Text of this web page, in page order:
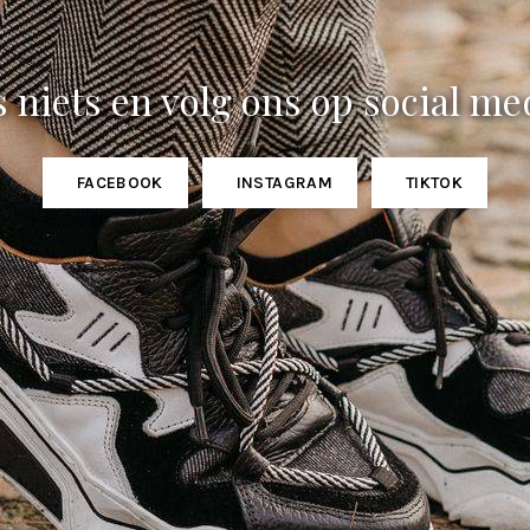
niets en volg ons op social
FACEBOOK INSTAGRAM TIKTOK